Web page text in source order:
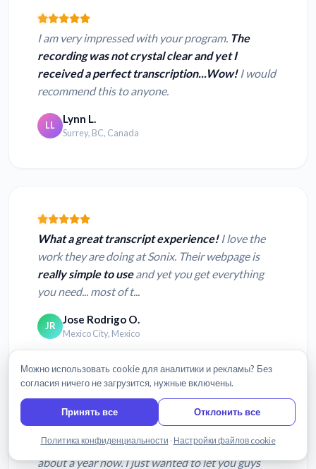
I am very impressed with your program. The
recording was not crystal clear and yet I
received a perfect transcription...Wow!I would
recommend this to anyone.
LL Lynn L.
Surrey, BC, Canada
What a great transcript experience!I love the
work they are doing at Sonix. Their webpage is
really simple to useand yet you get everything
you need... most of t...
JR Jose Rodrigo O.
Mexico City, Mexico
I’ve been using your transcription software for
about a year now. I just wanted to let you guys
Написать нам
Можно использовать cookie для аналитики и рекламы? Без
согласия ничего не загрузится, нужные включены.
Принять все Отклонить все
Политика конфиденциальности · Настройки файлов cookie